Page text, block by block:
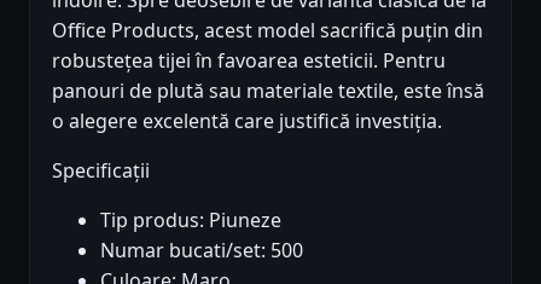
Office Products, acest model sacrifică puțin din
robustețea tijei în favoarea esteticii. Pentru
panouri de plută sau materiale textile, este însă
o alegere excelentă care justifică investiția.
Specificații
Tip produs: Piuneze
Numar bucati/set: 500